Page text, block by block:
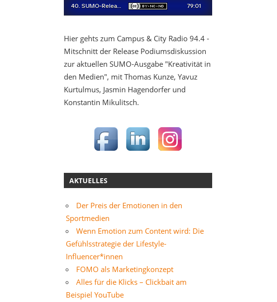
Hier gehts zum Campus & City Radio 94.4 -
Mitschnitt der Release Podiumsdiskussion
zur aktuellen SUMO-Ausgabe "Kreativität in
den Medien", mit Thomas Kunze, Yavuz
Kurtulmus, Jasmin Hagendorfer und
Konstantin Mikulitsch.
AKTUELLES
Der Preis der Emotionen in den
Sportmedien
Wenn Emotion zum Content wird: Die
Gefühlsstrategie der Lifestyle-
Influencer*innen
FOMO als Marketingkonzept
Alles für die Klicks – Clickbait am
Beispiel YouTube